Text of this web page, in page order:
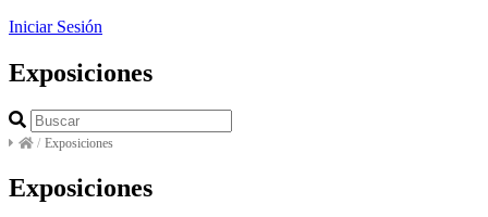
Iniciar Sesión
Exposiciones
/ Exposiciones
Exposiciones